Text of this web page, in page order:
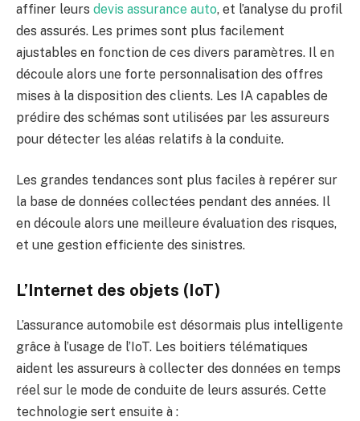
affiner leurs devis assurance auto, et l’analyse du profil
des assurés. Les primes sont plus facilement
ajustables en fonction de ces divers paramètres. Il en
découle alors une forte personnalisation des offres
mises à la disposition des clients. Les IA capables de
prédire des schémas sont utilisées par les assureurs
pour détecter les aléas relatifs à la conduite.
Les grandes tendances sont plus faciles à repérer sur
la base de données collectées pendant des années. Il
en découle alors une meilleure évaluation des risques,
et une gestion efficiente des sinistres.
L’Internet des objets (IoT)
L’assurance automobile est désormais plus intelligente
grâce à l’usage de l’IoT. Les boitiers télématiques
aident les assureurs à collecter des données en temps
réel sur le mode de conduite de leurs assurés. Cette
technologie sert ensuite à :